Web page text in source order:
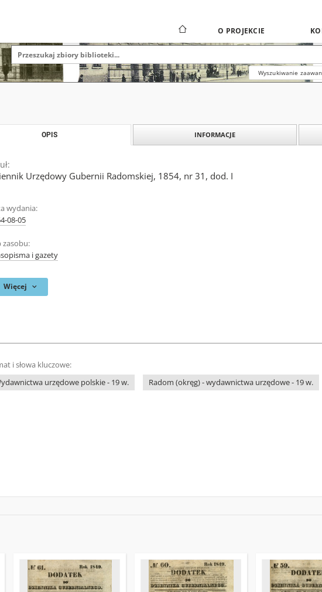
O PROJEKCIE
Wyszukiwanie
OPIS INFORMACJE
Urzędowy Gubernii Radomskiej, 1854, nr 31, dod. I
wydania:
08-05
zasobu:
i gazety
Więcej
i słowa kluczowe:
urzędowe polskie - 19 w.
Radom (okręg) - wydawnictwa urzędowe - 19 w.